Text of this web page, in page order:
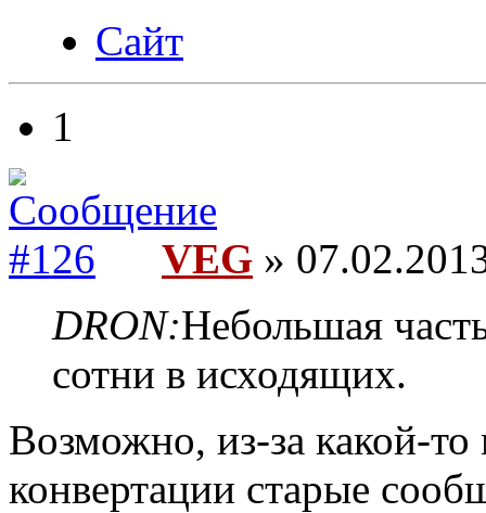
Сайт
1
VEG »
DRON:Небольшая
сотни в исходящих.
Возможно, из-за какой-
конвертации старые